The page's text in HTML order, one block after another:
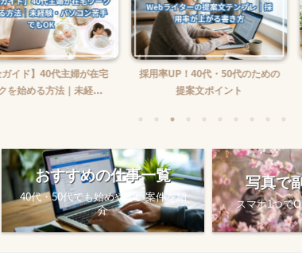
ガイド】40代主婦が在宅
を始める方法｜未経...
採用率UP！40代・50代のための
提案文ポイント
おすすめの仕事一覧
40代・50代でも始めやすい案件を紹
介
写真で
スマホ1つで